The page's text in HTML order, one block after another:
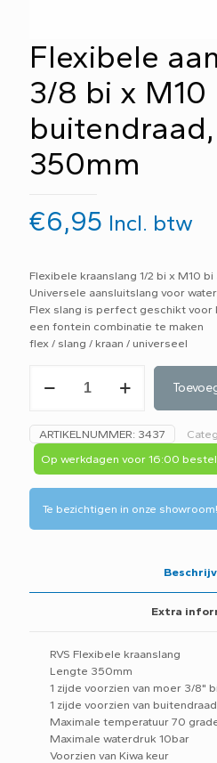
Flexibele
3/8 bi x M10
350mm
€6,95 Incl. btw
Flexibele kraanslang 1/2 bi x M10
Universele aansluitslang voor
Flex slang is perfect geschikt
een fontein combinatie te maken
flex / slang / kraan / universeel
aansluitslang
bi
x
M10
buitendraad,
lengte
350mm
aantal
ARTIKELNUMMER: 3437
Op werkdagen voor 16:00
Te bezichtigen in onze showroom!
Extra
RVS Flexibele kraanslang
Lengte 350mm
1 zijde voorzien van moer 3/8"
1 zijde voorzien van
Maximale temperatuur 70
Maximale waterdruk 10bar
Voorzien van Kiwa keur